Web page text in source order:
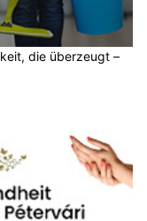
die überzeugt –